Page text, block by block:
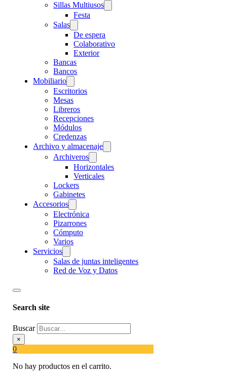
Sillas Multiusos
Festa
Salas
De espera
Colaborativo
Exterior
Bancas
Bancos
Mobiliario
Escritorios
Mesas
Libreros
Recepciones
Módulos
Credenzas
Archivo y almacenaje
Archiveros
Horizontales
Verticales
Lockers
Gabinetes
Accesorios
Electrónica
Pizarrones
Cómputo
Varios
Servicios
Salas de juntas inteligentes
Red de Voz y Datos
Search site
Buscar
×
0
No hay productos en el carrito.